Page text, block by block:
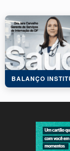
BALANÇO